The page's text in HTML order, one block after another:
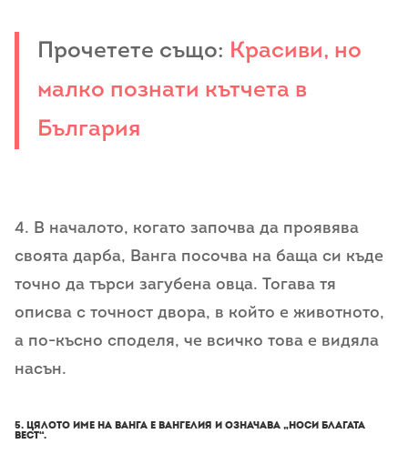
Прочетете също: Красиви, но
малко познати кътчета в
България
4. В началото, когато започва да проявява
своята дарба, Ванга посочва на баща си къде
точно да търси загубена овца. Тогава тя
описва с точност двора, в който е животното,
а по-късно споделя, че всичко това е видяла
насън.
5. Цялото име на Ванга е Вангелия и означава „носи благата
вест“.